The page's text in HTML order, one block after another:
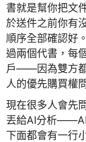
書就是幫你把文
於送件之前你有
順序全部確認好
過兩個代書，每
戶——因為雙方都
人的優先購買權
現在很多人會先
丟給AI分析——AI
下面都會有一行